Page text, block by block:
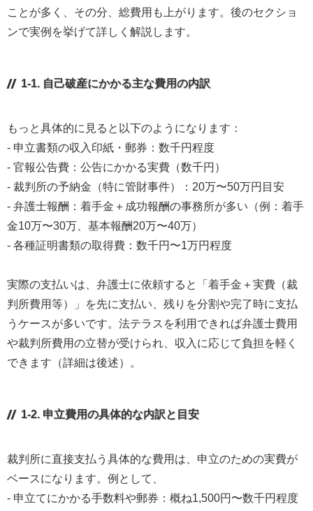
ことが多く、その分、総費用も上がります。後のセクショ
ンで実例を挙げて詳しく解説します。
1-1. 自己破産にかかる主な費用の内訳
もっと具体的に見ると以下のようになります：
- 申立書類の収入印紙・郵券：数千円程度
- 官報公告費：公告にかかる実費（数千円）
- 裁判所の予納金（特に管財事件）：20万〜50万円目安
- 弁護士報酬：着手金＋成功報酬の事務所が多い（例：着手
金10万〜30万、基本報酬20万〜40万）
- 各種証明書類の取得費：数千円〜1万円程度
実際の支払いは、弁護士に依頼すると「着手金＋実費（裁
判所費用等）」を先に支払い、残りを分割や完了時に支払
うケースが多いです。法テラスを利用できれば弁護士費用
や裁判所費用の立替が受けられ、収入に応じて負担を軽く
できます（詳細は後述）。
1-2. 申立費用の具体的な内訳と目安
裁判所に直接支払う具体的な費用は、申立のための実費が
ベースになります。例として、
- 申立てにかかる手数料や郵券：概ね1,500円〜数千円程度